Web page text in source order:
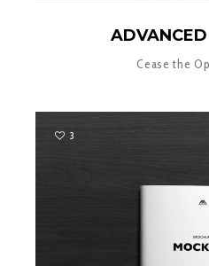
Cease the
3